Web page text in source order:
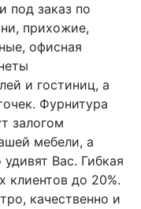
под заказ по
прихожие,
офисная
и гостиниц, а
Фурнитура
залогом
мебели, а
Вас. Гибкая
клиентов до 20%.
качественно и